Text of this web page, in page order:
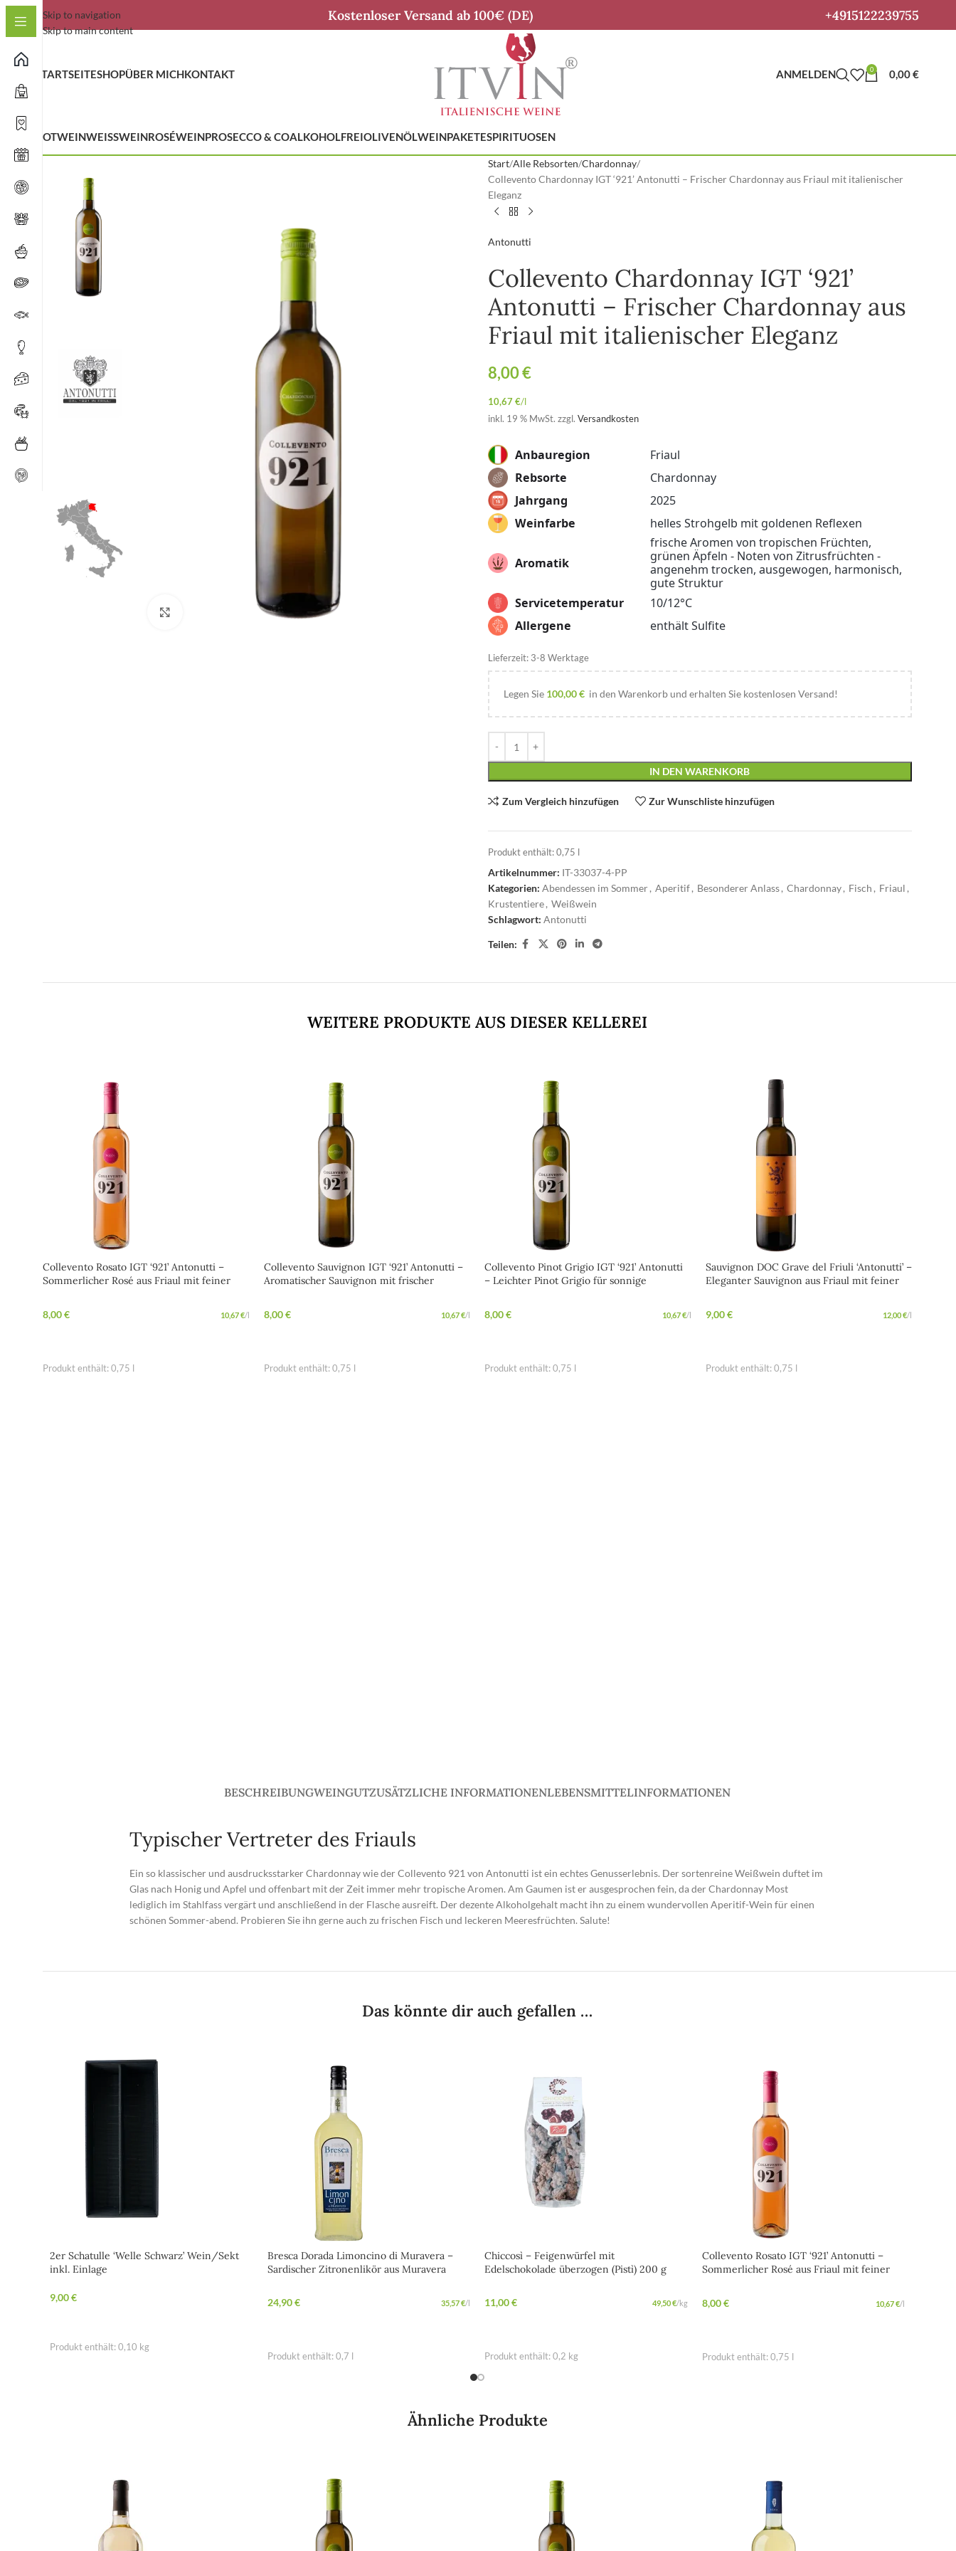
Skip to navigation
Skip to main content
Kostenloser Versand ab 100€ (DE) +4915122239755
STARTSEITESHOPÜBER MICHKONTAKT ANMELDEN 0 0,00€
ROTWEINWEISSWEIN ROSÉWEINPROSECCO & COALKOHOLFREIOLIVENÖLWEINPAKETESPIRITUOSEN
Klick zum Vergrößern
Start Alle Rebsorten Chardonnay
Collevento Chardonnay IGT ‘921’ Antonutti – Frischer Chardonnay aus Friaul mit italienischer
Eleganz
Antonutti
Collevento Chardonnay IGT ‘921’
Antonutti – Frischer Chardonnay aus
Friaul mit italienischer Eleganz
8,00€
10,67 €/l
inkl. 19 % MwSt. zzgl. Versandkosten
Anbauregion
Friaul
Rebsorte
Chardonnay
Jahrgang
2025
Weinfarbe
helles Strohgelb mit goldenen Reflexen
Aromatik
frische Aromen von tropischen Früchten,
grünen Äpfeln - Noten von Zitrusfrüchten -
angenehm trocken, ausgewogen, harmonisch,
gute Struktur
Servicetemperatur
10/12°C
Allergene
enthält Sulfite
Lieferzeit: 3-8 Werktage
Legen Sie 100,00€in den Warenkorb und erhalten Sie kostenlosen Versand!
IN DEN WARENKORB
Zum Vergleich hinzufügen Zur Wunschliste hinzufügen
Produkt enthält: 0,75
Artikelnummer: IT-33037-4-PP
Kategorien: Abendessen im Sommer, Aperitif, Besonderer Anlass, Chardonnay, Fisch , Friaul ,
Krustentiere, Weißwein
Schlagwort: Antonutti
Teilen:
WEITERE PRODUKTE AUS DIESER KELLEREI
Collevento Rosato IGT ‘921’ Antonutti –
Sommerlicher Rosé aus Friaul mit feiner
8,00€ 10,67€/l
Produkt enthält: 0,75
Collevento Sauvignon IGT ‘921’ Antonutti –
Aromatischer Sauvignon mit frischer
8,00€ 10,67€/l
Produkt enthält: 0,75
Collevento Pinot Grigio IGT ‘921’ Antonutti
– Leichter Pinot Grigio für sonnige
8,00€ 10,67€/l
Produkt enthält: 0,75
Sauvignon DOC Grave del Friuli ‘Antonutti’ –
Eleganter Sauvignon aus Friaul mit feiner
9,00€ 12,00€/l
Produkt enthält: 0,75
BESCHREIBUNGWEINGUTZUSÄTZLICHE INFORMATIONENLEBENSMITTELINFORMATIONEN
Typischer Vertreter des Friauls
Ein so klassischer und ausdrucksstarker Chardonnay wie der Collevento 921 von Antonutti ist ein echtes Genusserlebnis. Der sortenreine Weißwein duftet im
Glas nach Honig und Apfel und offenbart mit der Zeit immer mehr tropische Aromen. Am Gaumen ist er ausgesprochen fein, da der Chardonnay Most
lediglich im Stahlfass vergärt und anschließend in der Flasche ausreift. Der dezente Alkoholgehalt macht ihn zu einem wundervollen Aperitif-Wein für einen
schönen Sommer-abend. Probieren Sie ihn gerne auch zu frischen Fisch und leckeren Meeresfrüchten. Salute!
Das könnte dir auch gefallen …
2er Schatulle ‘Welle Schwarz’ Wein/Sekt
inkl. Einlage
9,00€
Produkt enthält: 0,10 kg
Bresca Dorada Limoncino di Muravera –
Sardischer Zitronenlikör aus Muravera
24,90€ 35,57€/l
Produkt enthält: 0,7
Chiccosì – Feigenwürfel mit
Edelschokolade überzogen (Pistì) 200 g
11,00€ 49,50€/kg
Produkt enthält: 0,2 kg
Collevento Rosato IGT ‘921’ Antonutti –
Sommerlicher Rosé aus Friaul mit feiner
8,00€ 10,67€/
Produkt enthält: 0,75
Ähnliche Produkte